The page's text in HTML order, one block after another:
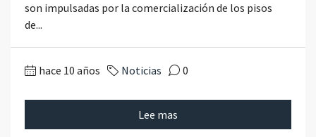
son impulsadas por la comercialización de los pisos
de...
hace 10 años Noticias 0
Lee mas